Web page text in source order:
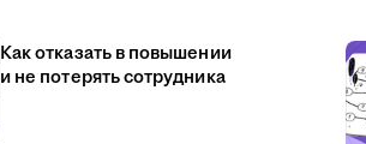
Как отказать в повышении
и не потерять сотрудника